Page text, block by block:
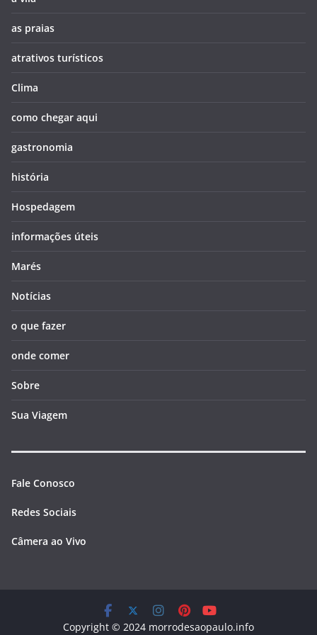
as praias
atrativos turísticos
Clima
como chegar aqui
gastronomia
história
Hospedagem
informações úteis
Marés
Notícias
o que fazer
onde comer
Sobre
Sua Viagem
Fale Conosco
Redes Sociais
Câmera ao Vivo